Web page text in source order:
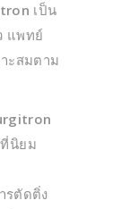
เป็น
แพทย์
ะสมตาม
นิยม
รตัดติ่ง